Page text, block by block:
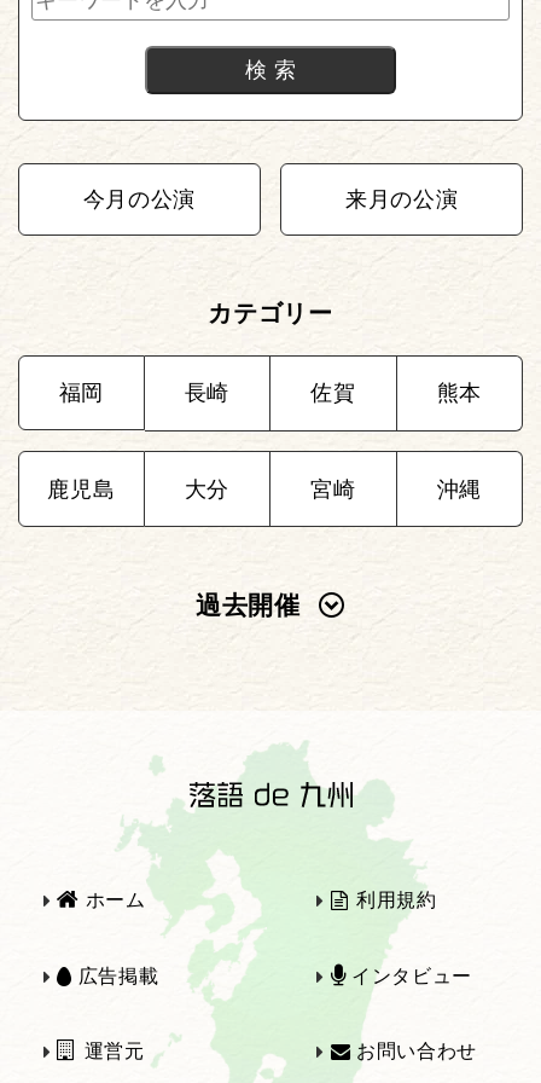
今月の公演 来月の公演
カテゴリー
福岡 長崎 佐賀 熊本
鹿児島 大分 宮崎 沖縄
過去開催
2022年
2021年 2020年
2019年 2018年
2017年 2016年
ホーム 利用規約
広告掲載 インタビュー
運営元 お問い合わせ